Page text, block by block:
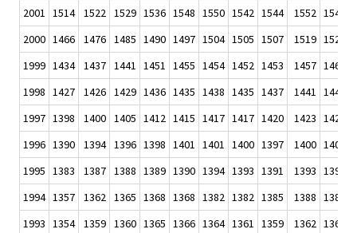
2001 1514 1522 1529 1536 1548 1550 1542 1544 1552 1549
2000 1466 1476 1485 1490 1497 1504 1505 1507 1519 1520
1999 1434 1437 1441 1451 1455 1454 1452 1453 1457 1460
1998 1427 1426 1429 1436 1435 1438 1435 1437 1441 1441
1997 1398 1400 1405 1412 1415 1417 1417 1420 1423 1426
1996 1390 1394 1396 1398 1401 1401 1400 1397 1400 1402
1995 1383 1387 1388 1389 1390 1394 1393 1391 1393 1393
1994 1357 1362 1365 1368 1368 1382 1382 1385 1388 1389
1993 1354 1359 1360 1365 1366 1364 1361 1359 1362 1364